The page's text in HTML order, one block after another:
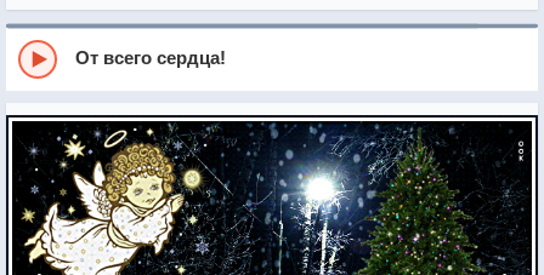
От всего сердца!